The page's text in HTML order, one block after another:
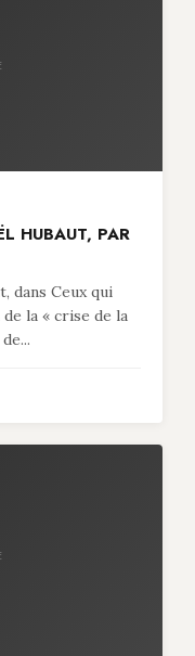
HUBAUT, PAR
dans Ceux qui
la « crise de la